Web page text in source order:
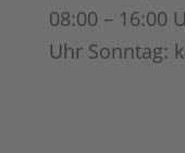
08:00 – 16:00
Uhr Sonntag: